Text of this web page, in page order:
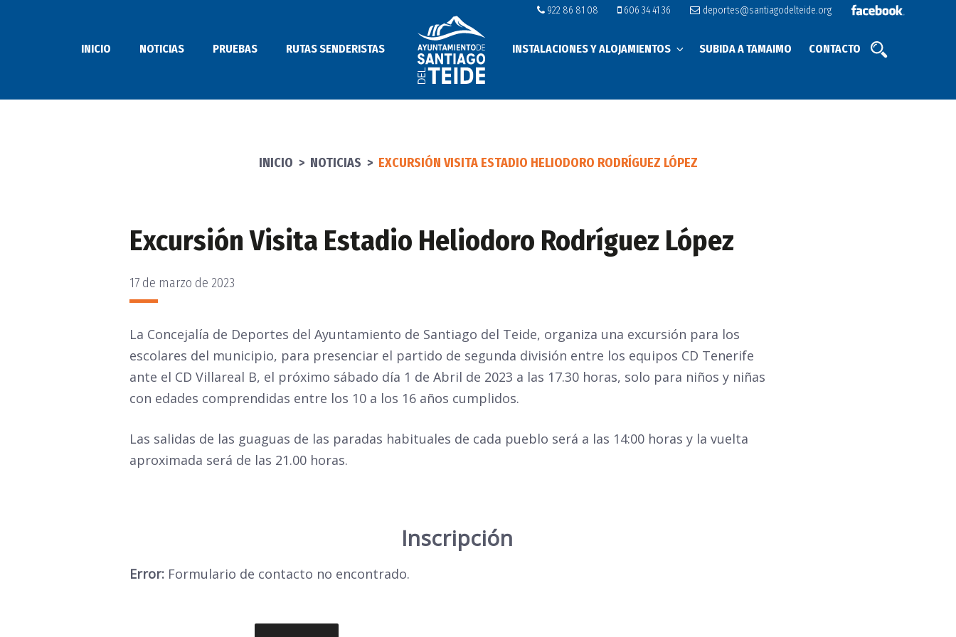
922 86 81 08 606 34 41 36 deportes@santiagodelteide.org
INICIO NOTICIAS PRUEBAS RUTAS SENDERISTAS INSTALACIONES Y ALOJAMIENTOS SUBIDA A TAMAIMO CONTACTO
INICIO > NOTICIAS > EXCURSIÓN VISITA ESTADIO HELIODORO RODRÍGUEZ LÓPEZ
Excursión Visita Estadio Heliodoro Rodríguez López
PUBLICADO
EL
17 de marzo de 2023
La Concejalía de Deportes del Ayuntamiento de Santiago del Teide, organiza una excursión para los
escolares del municipio, para presenciar el partido de segunda división entre los equipos CD Tenerife
ante el CD Villareal B, el próximo sábado día 1 de Abril de 2023 a las 17.30 horas, solo para niños y niñas
con edades comprendidas entre los 10 a los 16 años cumplidos.
Las salidas de las guaguas de las paradas habituales de cada pueblo será a las 14:00 horas y la vuelta
aproximada será de las 21.00 horas.
Error: Formulario de contacto no encontrado.